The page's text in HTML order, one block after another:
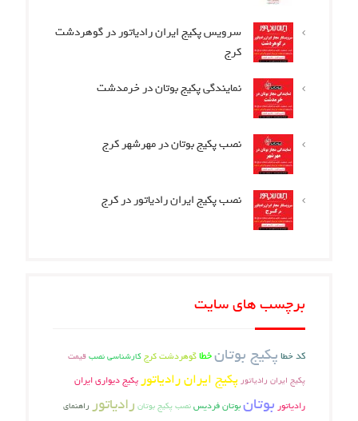
سرویس پکیج ایران رادیاتور در گوهردشت
نمایندگی پکیج بوتان در خرمدشت
نصب پکیج بوتان در مهرشهر کرج
نصب پکیج ایران رادیاتور در کرج
های سایت
پکیج بوتانخطاگوهردشت کرجکارشناسی نصبقیمت
پکیج ایران رادیاتور پکیج دیواری ایران
بوتان فردیسنصب پکیج بوتان رادیاتورراهنمای